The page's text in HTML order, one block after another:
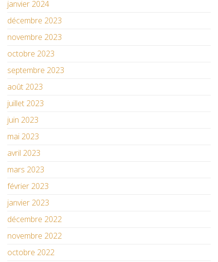
janvier 2024
décembre 2023
novembre 2023
octobre 2023
septembre 2023
août 2023
juillet 2023
juin 2023
mai 2023
avril 2023
mars 2023
février 2023
janvier 2023
décembre 2022
novembre 2022
octobre 2022